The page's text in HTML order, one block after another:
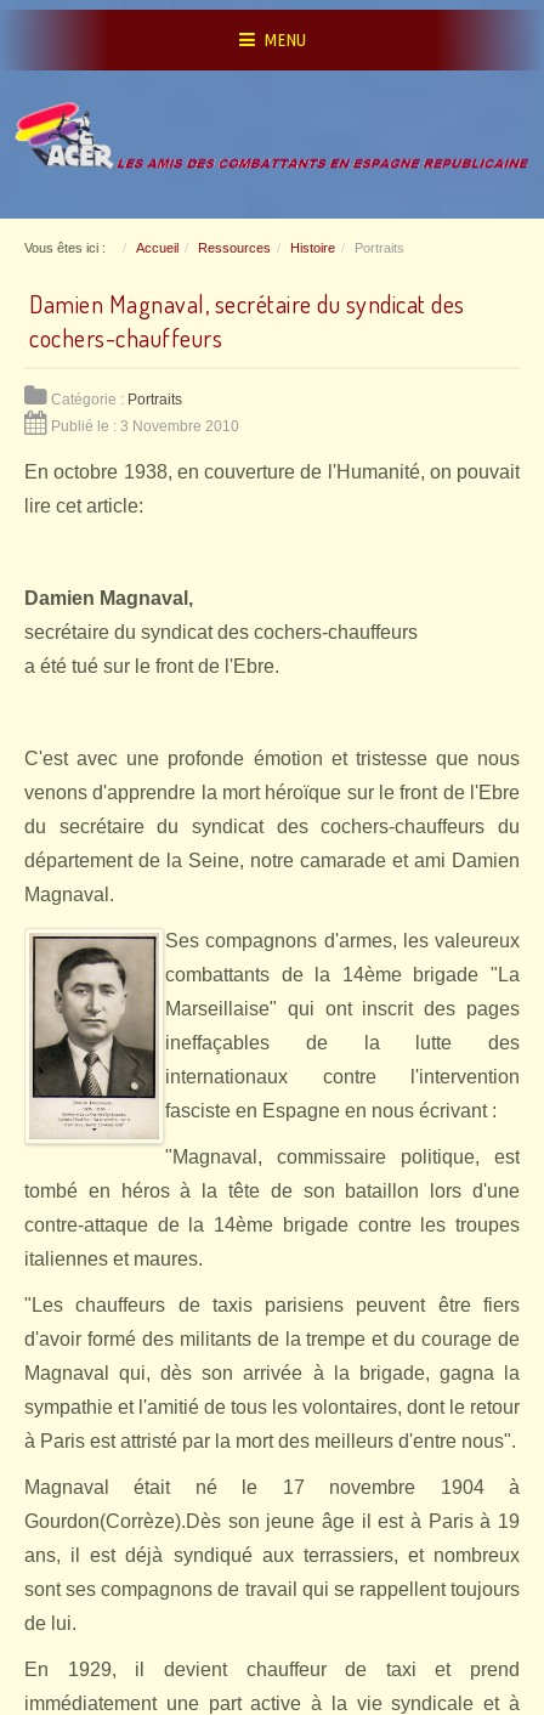
MENU
Vous êtes ici : Accueil Ressources Histoire Portraits
Damien Magnaval, secrétaire du syndicat des
cochers-chauffeurs
Catégorie : Portraits
Publié le : 3 Novembre 2010
En octobre 1938, en couverture de l'Humanité, on pouvait
lire cet article:
Damien Magnaval,
secrétaire du syndicat des cochers-chauffeurs
a été tué sur le front de l'Ebre.
C'est avec une profonde émotion et tristesse que nous
venons d'apprendre la mort héroïque sur le front de l'Ebre
du secrétaire du syndicat des cochers-chauffeurs du
département de la Seine, notre camarade et ami Damien
Magnaval.
Ses compagnons d'armes, les valeureux
combattants de la 14ème brigade "La
Marseillaise" qui ont inscrit des pages
ineffaçables de la lutte des
internationaux contre l'intervention
fasciste en Espagne en nous écrivant :
"Magnaval, commissaire politique, est
tombé en héros à la tête de son bataillon lors d'une
contre-attaque de la 14ème brigade contre les troupes
italiennes et maures.
"Les chauffeurs de taxis parisiens peuvent être fiers
d'avoir formé des militants de la trempe et du courage de
Magnaval qui, dès son arrivée à la brigade, gagna la
sympathie et l'amitié de tous les volontaires, dont le retour
à Paris est attristé par la mort des meilleurs d'entre nous".
Magnaval était né le 17 novembre 1904 à
Gourdon(Corrèze).Dès son jeune âge il est à Paris à 19
ans, il est déjà syndiqué aux terrassiers, et nombreux
sont ses compagnons de travail qui se rappellent toujours
de lui.
En 1929, il devient chauffeur de taxi et prend
immédiatement une part active à la vie syndicale et à